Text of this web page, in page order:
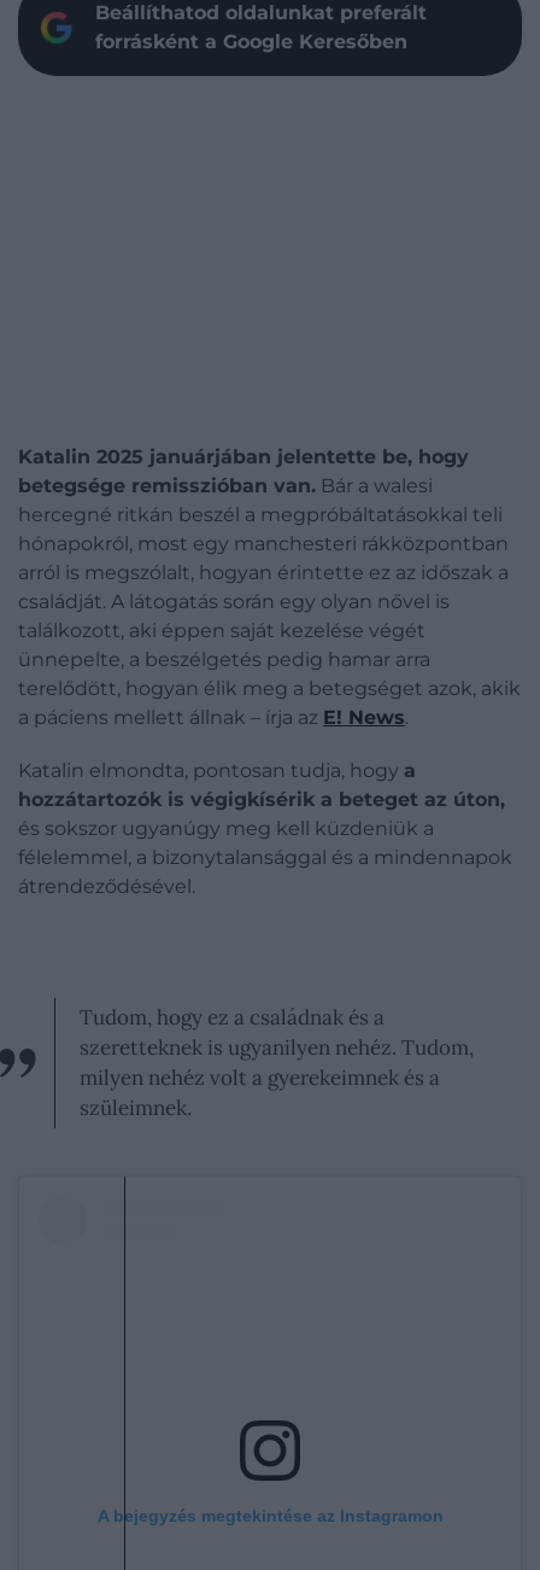
Beállíthatod oldalunkat preferált
forrásként a Google Keresőben
Katalin 2025 januárjában jelentette be, hogy
betegsége remisszióban van. Bár a walesi
hercegné ritkán beszél a megpróbáltatásokkal teli
hónapokról, most egy manchesteri rákközpontban
arról is megszólalt, hogyan érintette ez az időszak a
családját. A látogatás során egy olyan nővel is
találkozott, aki éppen saját kezelése végét
ünnepelte, a beszélgetés pedig hamar arra
terelődött, hogyan élik meg a betegséget azok, akik
a páciens mellett állnak – írja az E! News.
Katalin elmondta, pontosan tudja, hogy a
hozzátartozók is végigkísérik a beteget az úton,
és sokszor ugyanúgy meg kell küzdeniük a
félelemmel, a bizonytalansággal és a mindennapok
átrendeződésével.
Tudom, hogy ez a családnak és a
szeretteknek is ugyanilyen nehéz. Tudom,
milyen nehéz volt a gyerekeimnek és a
szüleimnek.
A bejegyzés megtekintése az Instagramon